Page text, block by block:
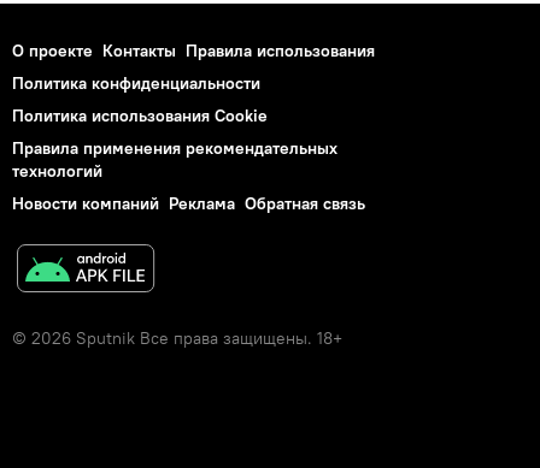
О проекте Контакты Правила использования
Политика конфиденциальности
Политика использования Cookie
Правила применения рекомендательных
технологий
Новости компаний Реклама Обратная связь
© 2026 Sputnik Все права защищены. 18+